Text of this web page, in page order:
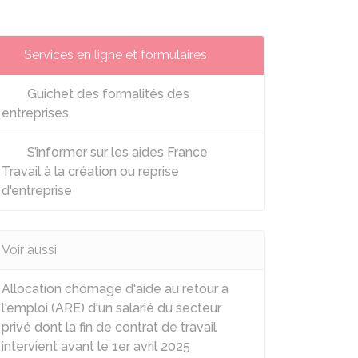
Services en ligne et formulaires
Guichet des formalités des
entreprises
S’informer sur les aides France
Travail à la création ou reprise
d'entreprise
Voir aussi
Allocation chômage d'aide au retour à
l'emploi (ARE) d'un salarié du secteur
privé dont la fin de contrat de travail
intervient avant le 1er avril 2025